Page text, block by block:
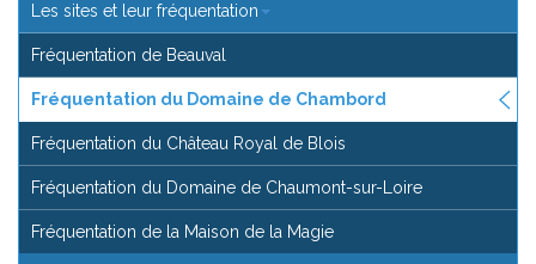
Les sites et leur fréquentation
Fréquentation de Beauval
Fréquentation du Domaine de Chambord
Fréquentation du Château Royal de Blois
Fréquentation du Domaine de Chaumont-sur-Loire
Fréquentation de la Maison de la Magie